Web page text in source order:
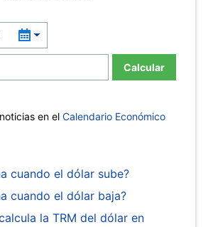
Calcular
en el Calendario Económico
cuando el dólar sube?
cuando el dólar baja?
la TRM del dólar en